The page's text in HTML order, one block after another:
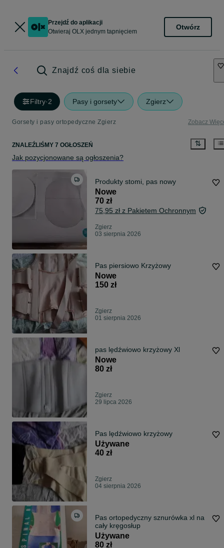
Przejdź do aplikacji
Otwieraj OLX jednym tapnięciem
Otwórz
Znajdź coś dla siebie
Filtry·2 Pasy i gorsety Zgierz
Gorsety i pasy ortopedyczne Zgierz Zobacz
ZNALEŹLIŚMY 7 OGŁOSZEŃ
Jak pozycjonowane są ogłoszenia?
Produkty stomi, pas nowy
Nowe
70 zł
75,95 zł z Pakietem Ochronnym
Zgierz
03 sierpnia 2026
Pas piersiowo Krzyżowy
Nowe
150 zł
Zgierz
01 sierpnia 2026
pas lędźwiowo krzyżowy Xl
Nowe
80 zł
Zgierz
29 lipca 2026
Pas lędźwiowo krzyżowy
Używane
40 zł
Zgierz
04 sierpnia 2026
Pas ortopedyczny sznurówka xl na
cały kręgosłup
Używane
80 zł